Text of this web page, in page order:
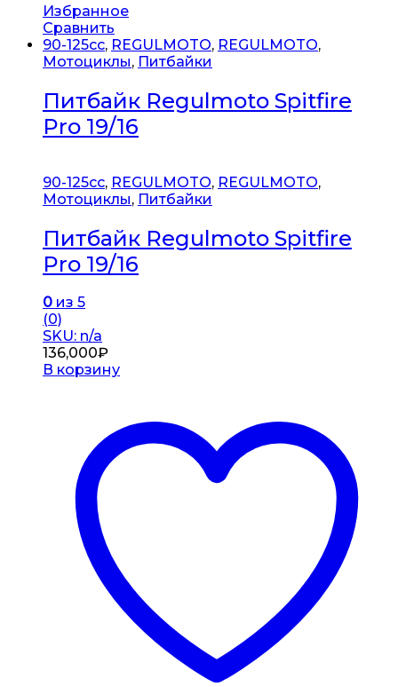
Избранное
Сравнить
90-125cc, REGULMOTO, REGULMOTO,
Мотоциклы, Питбайки
Питбайк Regulmoto Spitfire
Pro 19/16
90-125cc, REGULMOTO, REGULMOTO,
Мотоциклы, Питбайки
Питбайк Regulmoto Spitfire
Pro 19/16
0 из 5
(0)
SKU: n/a
136,000₽
В корзину